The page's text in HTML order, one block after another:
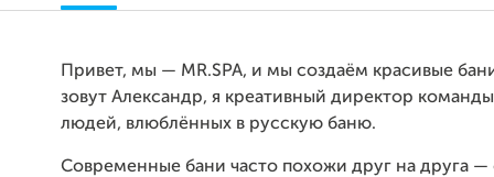
Привет, мы — MR.SPA, и мы создаём красивые
зовут Александр, я креативный директор
людей, влюблённых в русскую баню.
Современные бани часто похожи друг на друга —